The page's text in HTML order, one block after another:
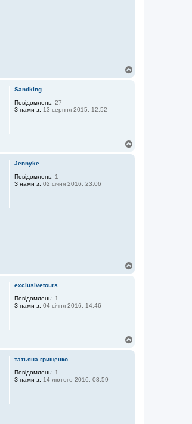
Sandking
Повідомлень: 27
З нами з: 13 серпня 2015, 12:52
Jennyke
Повідомлень: 1
З нами з: 02 січня 2016, 23:06
exclusivetours
Повідомлень: 1
З нами з: 04 січня 2016, 14:46
татьяна грищенко
Повідомлень: 1
З нами з: 14 лютого 2016, 08:59